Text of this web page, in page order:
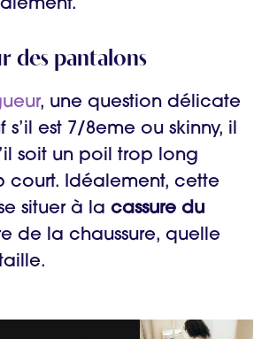
des pantalons
, une question délicate
s’il est 7/8eme ou skinny, il
soit un poil trop long
court. Idéalement, cette
situer à la cassure du
de la chaussure, quelle